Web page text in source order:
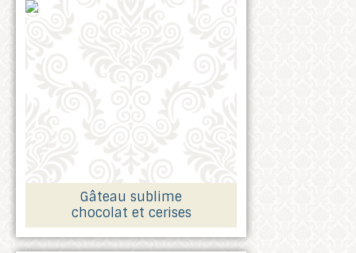
Gâteau sublime
chocolat et cerises